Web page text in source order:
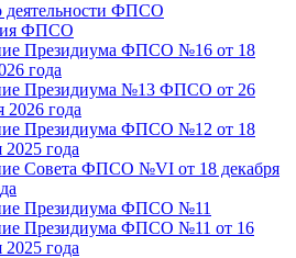
деятельности ФПСО
ФПСО
Президиума ФПСО №16 от 18
года
Президиума №13 ФПСО от 26
2026 года
Президиума ФПСО №12 от 18
2025 года
Совета ФПСО №VI от 18 декабря
Президиума ФПСО №11
Президиума ФПСО №11 от 16
2025 года